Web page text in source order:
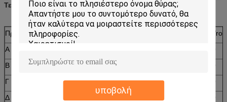
υποβολή
Τεχνικές παράμετροι προϊόντων:
Προδιαγραφή Χ (χιλ.)
M/
Α
Β
17 11
Γ
22 14 3.5
Δ
32 19